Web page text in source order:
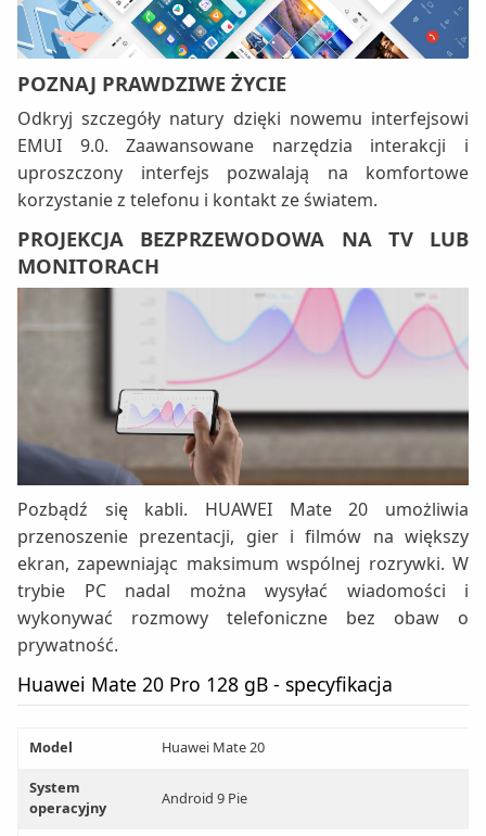
POZNAJ PRAWDZIWE ŻYCIE
Odkryj szczegóły natury dzięki nowemu interfejsowi
EMUI 9.0. Zaawansowane narzędzia interakcji i
uproszczony interfejs pozwalają na komfortowe
korzystanie z telefonu i kontakt ze światem.
PROJEKCJA BEZPRZEWODOWA NA TV LUB
MONITORACH
Pozbądź się kabli. HUAWEI Mate 20 umożliwia
przenoszenie prezentacji, gier i filmów na większy
ekran, zapewniając maksimum wspólnej rozrywki. W
trybie PC nadal można wysyłać wiadomości i
wykonywać rozmowy telefoniczne bez obaw o
prywatność.
Huawei Mate 20 Pro 128 gB - specyfikacja
Model Huawei Mate 20
System
operacyjny
Android 9 Pie